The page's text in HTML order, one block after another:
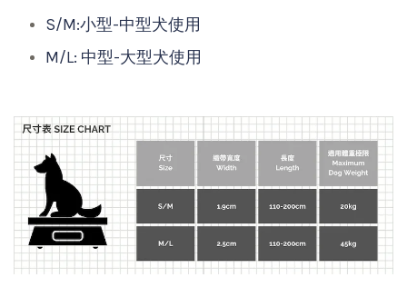
S/M:小型-中型犬使用
M/L: 中型-大型犬使用